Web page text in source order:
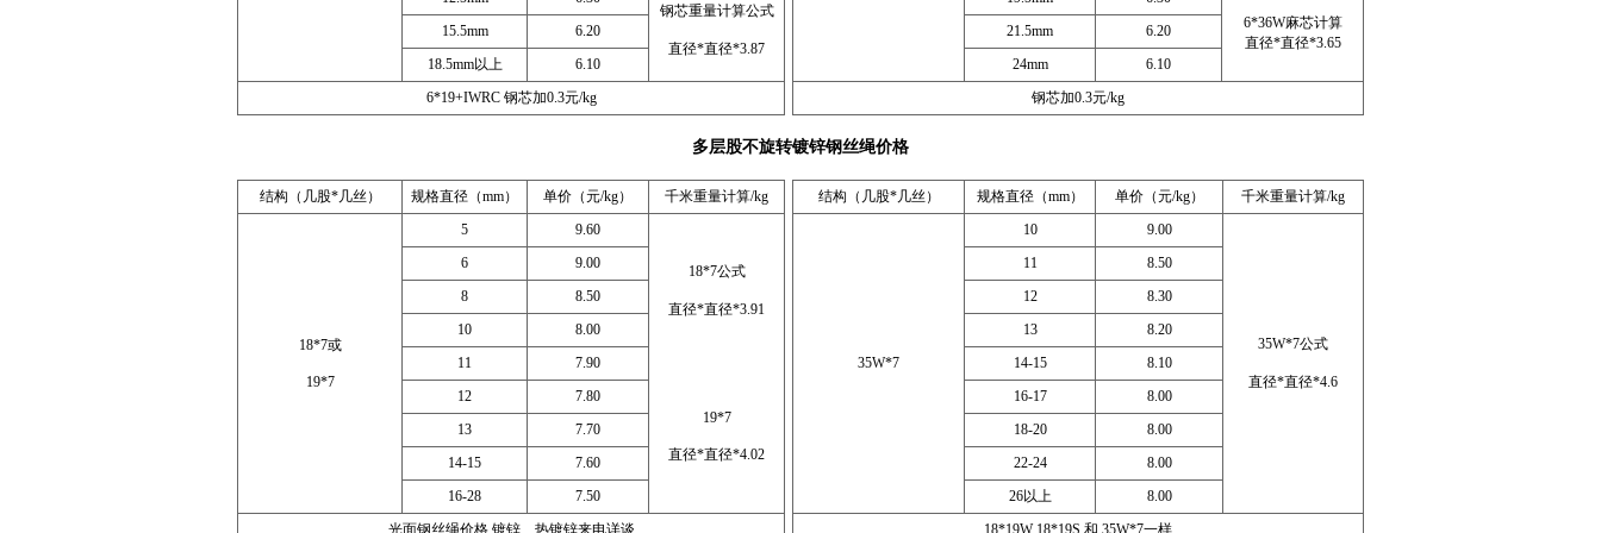
钢芯重量计算公式
直径*直径*3.87
15.5mm
6.20
18.5mm以上
6.10
6*19+IWRC 钢芯加0.3元/kg
6*36W麻芯计算
直径*直径*3.65
21.5mm
6.20
24mm
6.10
钢芯加0.3元/kg
多层股不旋转镀锌钢丝绳价格
结构（几股*几丝） 规格直径（mm） 单价（元/kg） 千米重量计算/kg
18*7或
19*7
5 9.60
18*7公式
直径*直径*3.91
19*7
直径*直径*4.02
6
9.00
8
8.50
10
8.00
11
7.90
12
7.80
13
7.70
14-15
7.60
16-28
7.50
光面钢丝绳价格 镀锌、热镀锌来电详谈
结构（几股*几丝） 规格直径（mm） 单价（元/kg） 千米重量计算/kg
35W*7
10 9.00
35W*7公式
直径*直径*4.6
11
8.50
12
8.30
13
8.20
14-15
8.10
16-17
8.00
18-20
8.00
22-24
8.00
26以上
8.00
18*19W 18*19S 和 35W*7一样